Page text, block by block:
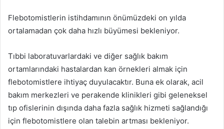
Flebotomistlerin istihdamının önümüzdeki on yılda
ortalamadan çok daha hızlı büyümesi bekleniyor.
Tıbbi laboratuvarlardaki ve diğer sağlık bakım
ortamlarındaki hastalardan kan örnekleri almak için
flebotomistlere ihtiyaç duyulacaktır. Buna ek olarak, acil
bakım merkezleri ve perakende klinikleri gibi geleneksel
tıp ofislerinin dışında daha fazla sağlık hizmeti sağlandığı
için flebotomistlere olan talebin artması bekleniyor.